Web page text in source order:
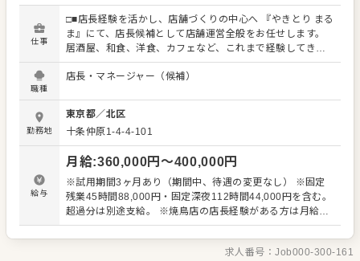
仕事
□■店長経験を活かし、店舗づくりの中心へ 『やきとり まる
ま』にて、店長候補として店舗運営全般をお任せします。
居酒屋、和食、洋食、カフェなど、これまで経験してきた
業態は問いません。店長として培った店舗管理やスタッフ
育成、売上づくりの経験を活かし、より良いお店づくりに
チンを含む店舗全体の管理 ・接客、料理提供、会計などの
店舗業務 ・焼き場や仕込みを含む調理業務のサポート ・売
上、原価、在庫などの数値管理 ・食材や備品の発注、品質
管理 ・スタッフの指導、育成、シフト作成 ・販促企画や店
舗を盛り上げるアイデアの提案 当店が何より大切にしてい
るのは、素材の良さを活かした料理。 産地から直接取り寄
せる食材をはじめ、代表自らが納得したものを厳選し、備
長炭で一本一本丁寧に焼き上げています。食材の状態を見
術にも向き合いながら、料理とサービスの両面から店舗全
職種
店長・マネージャー（候補）
勤務地
東京都／北区
十条仲原1-4-4-101
給与
月給:360,000円〜400,000円
※試用期間3ヶ月あり（期間中、待遇の変更なし） ※固定
残業45時間88,000円・固定深夜112時間44,000円を含む。
超過分は別途支給。 ※焼鳥店の店長経験がある方は月給40
万円スタート
求人番号：Job000-300-161